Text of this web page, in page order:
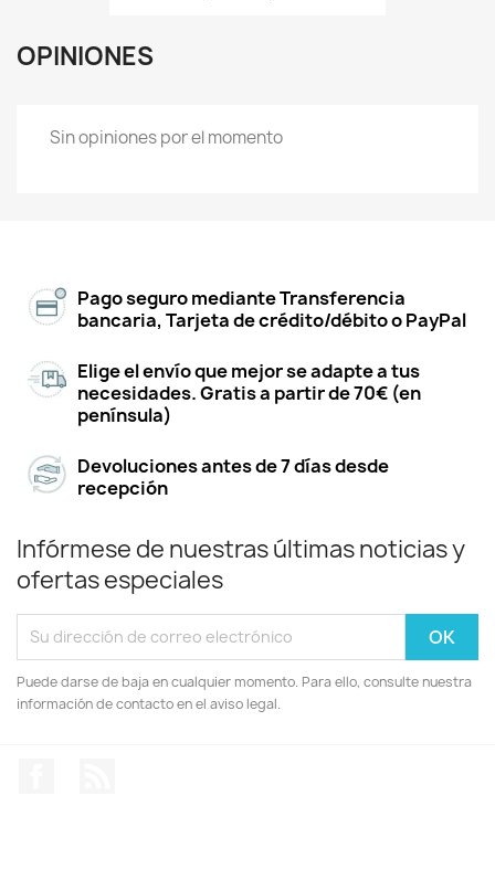
OPINIONES
Sin opiniones por el momento
Pago seguro mediante Transferencia
bancaria, Tarjeta de crédito/débito o PayPal
Elige el envío que mejor se adapte a tus
necesidades. Gratis a partir de 70€ (en
península)
Devoluciones antes de 7 días desde
recepción
Infórmese de nuestras últimas noticias y
ofertas especiales
Puede darse de baja en cualquier momento. Para ello, consulte nuestra
información de contacto en el aviso legal.